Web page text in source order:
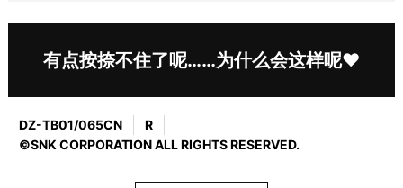
有点按捺不住了呢……为什么会这样呢♥
DZ-TB01/065CN
R
©SNK CORPORATION ALL RIGHTS RESERVED.